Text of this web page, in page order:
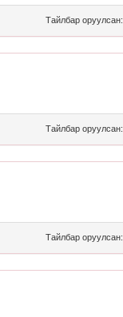
Тайлбар оруулсан:
Тайлбар оруулсан:
Тайлбар оруулсан: